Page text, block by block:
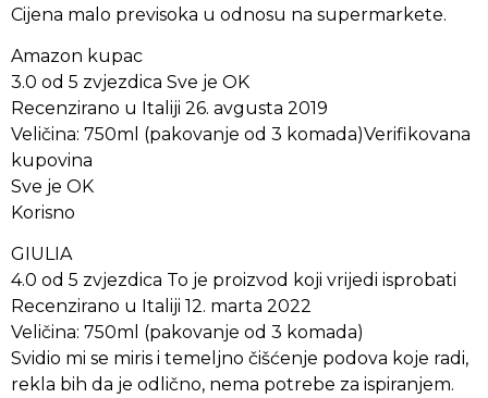
Cijena malo previsoka u odnosu na supermarkete.
Amazon kupac
3.0 od 5 zvjezdica Sve je OK
Recenzirano u Italiji 26. avgusta 2019
Veličina: 750ml (pakovanje od 3 komada)Verifikovana
kupovina
Sve je OK
Korisno
GIULIA
4.0 od 5 zvjezdica To je proizvod koji vrijedi isprobati
Recenzirano u Italiji 12. marta 2022
Veličina: 750ml (pakovanje od 3 komada)
Svidio mi se miris i temeljno čišćenje podova koje radi,
rekla bih da je odlično, nema potrebe za ispiranjem.